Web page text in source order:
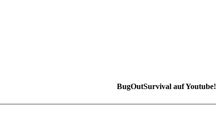
BugOutSurvival auf Youtube!